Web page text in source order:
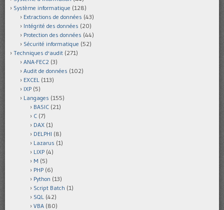
Système informatique (128)
Extractions de données (43)
Intégrité des données (20)
Protection des données (44)
Sécurité informatique (52)
Techniques d'audit (271)
ANA-FEC2 (3)
Audit de données (102)
EXCEL (113)
IXP (5)
Langages (155)
BASIC (21)
C (7)
DAX (1)
DELPHI (8)
Lazarus (1)
LIXP (4)
M (5)
PHP (6)
Python (13)
Script Batch (1)
SQL (42)
VBA (80)